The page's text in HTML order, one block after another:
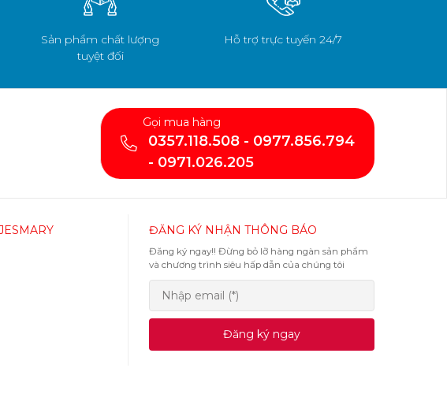
Sản phẩm chất lượng
tuyệt đối
Hỗ trợ trực tuyến 24/7
Gọi mua hàng
0357.118.508 - 0977.856.794
- 0971.026.205
ĐĂNG KÝ NHẬN THÔNG BÁO
Đăng ký ngay!! Đừng bỏ lỡ hàng ngàn sản phẩm
và chương trình siêu hấp dẫn của chúng tôi
Đăng ký ngay